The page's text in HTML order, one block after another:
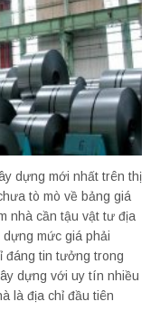
dựng mới nhất trên thị
tò mò về bảng giá
nhà cần tậu vật tư địa
mức giá phải
đáng tin tưởng trong
dựng với uy tín nhiều
là địa chỉ đầu tiên